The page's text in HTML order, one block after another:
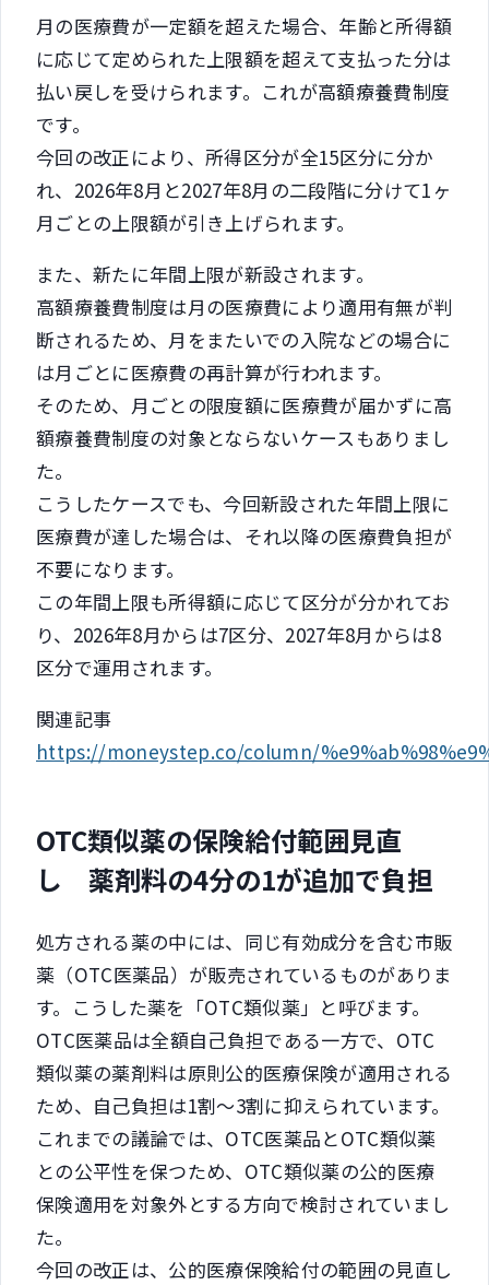
月の医療費が一定額を超えた場合、年齢と所得額
に応じて定められた上限額を超えて支払った分は
払い戻しを受けられます。これが高額療養費制度
です。
今回の改正により、所得区分が全15区分に分か
れ、2026年8月と2027年8月の二段階に分けて1ヶ
月ごとの上限額が引き上げられます。
また、新たに年間上限が新設されます。
高額療養費制度は月の医療費により適用有無が判
断されるため、月をまたいでの入院などの場合に
は月ごとに医療費の再計算が行われます。
そのため、月ごとの限度額に医療費が届かずに高
額療養費制度の対象とならないケースもありまし
た。
こうしたケースでも、今回新設された年間上限に
医療費が達した場合は、それ以降の医療費負担が
不要になります。
この年間上限も所得額に応じて区分が分かれてお
り、2026年8月からは7区分、2027年8月からは8
区分で運用されます。
関連記事
https://moneystep.co/column/
OTC類似薬の保険給付範囲見直
し 薬剤料の4分の1が追加で負担
処方される薬の中には、同じ有効成分を含む市販
薬（OTC医薬品）が販売されているものがありま
す。こうした薬を「OTC類似薬」と呼びます。
OTC医薬品は全額自己負担である一方で、OTC
類似薬の薬剤料は原則公的医療保険が適用される
ため、自己負担は1割～3割に抑えられています。
これまでの議論では、OTC医薬品とOTC類似薬
との公平性を保つため、OTC類似薬の公的医療
保険適用を対象外とする方向で検討されていまし
た。
今回の改正は、公的医療保険給付の範囲の見直し